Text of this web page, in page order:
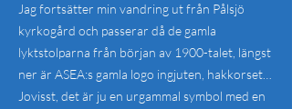
Jag fortsätter min vandring ut från Pålsjö
kyrkogård och passerar då de gamla
lyktstolparna från början av 1900-talet, längst
ner är ASEA:s gamla logo ingjuten, hakkorset…
Jovisst, det är ju en urgammal symbol med en